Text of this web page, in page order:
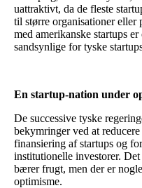
uattraktivt, da de fleste
til større organisationer eller
med amerikanske startups
sandsynlige for tyske
En startup-nation under
De successive tyske
bekymringer ved at
finansiering af startups og
institutionelle investorer.
bærer frugt, men der er
optimisme.